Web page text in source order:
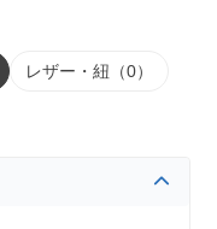
レザー・紐（0）